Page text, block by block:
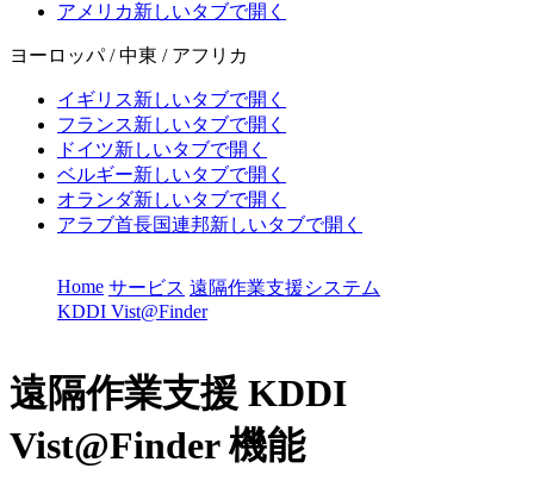
アメリカ新しいタブで開く
ヨーロッパ / 中東 / アフリカ
イギリス新しいタブで開く
フランス新しいタブで開く
ドイツ新しいタブで開く
ベルギー新しいタブで開く
オランダ新しいタブで開く
アラブ首長国連邦新しいタブで開く
Home サービス 遠隔作業支援システム
KDDI Vist@Finder
遠隔作業支援 KDDI
Vist@Finder 機能